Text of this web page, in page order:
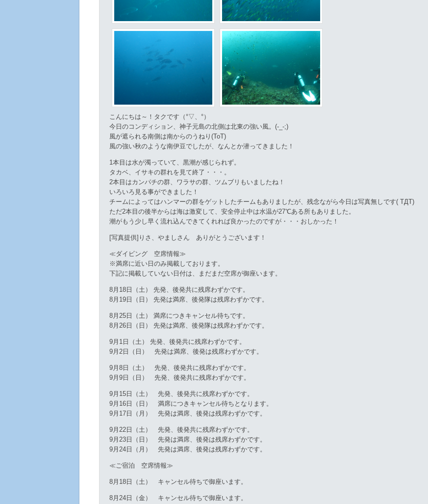
こんにちは～！タクです（°▽、°）
今日のコンディション、神子元島の北側は北東の強い風。(-_-;)
風が遮られる南側は南からのうねり(ToT)
風の強い秋のような南伊豆でしたが、なんとか潜ってきました！
1本目は水が濁っていて、黒潮が感じられず。
タカベ、イサキの群れを見て終了・・・。
2本目はカンパチの群、ワラサの群、ツムブリもいましたね！
いろいろ見る事ができました！
チームによってはハンマーの群をゲットしたチームもありましたが、残念ながら今日は写真無しです( TДT)
ただ2本目の後半からは海は激変して、安全停止中は水温が27℃ある所もありました。
潮がもう少し早く流れ込んできてくれれば良かったのですが・・・おしかった！
[写真提供]りさ、やましさん ありがとうございます！
≪ダイビング 空席情報≫
※満席に近い日のみ掲載しております。
下記に掲載していない日付は、まだまだ空席が御座います。
8月18日（土） 先発、後発共に残席わずかです。
8月19日（日） 先発は満席、後発隊は残席わずかです。
8月25日（土） 満席につきキャンセル待ちです。
8月26日（日） 先発は満席、後発隊は残席わずかです。
9月1日（土） 先発、後発共に残席わずかです。
9月2日（日） 先発は満席、後発は残席わずかです。
9月8日（土） 先発、後発共に残席わずかです。
9月9日（日） 先発、後発共に残席わずかです。
9月15日（土） 先発、後発共に残席わずかです。
9月16日（日） 満席につきキャンセル待ちとなります。
9月17日（月） 先発は満席、後発は残席わずかです。
9月22日（土） 先発、後発共に残席わずかです。
9月23日（日） 先発は満席、後発は残席わずかです。
9月24日（月） 先発は満席、後発は残席わずかです。
≪ご宿泊 空席情報≫
8月18日（土） キャンセル待ちで御座います。
8月24日（金） キャンセル待ちで御座います。